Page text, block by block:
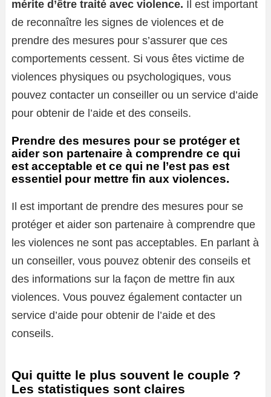
mérite d’être traité avec violence. Il est important
de reconnaître les signes de violences et de
prendre des mesures pour s’assurer que ces
comportements cessent. Si vous êtes victime de
violences physiques ou psychologiques, vous
pouvez contacter un conseiller ou un service d’aide
pour obtenir de l’aide et des conseils.
Prendre des mesures pour se protéger et
aider son partenaire à comprendre ce qui
est acceptable et ce qui ne l’est pas est
essentiel pour mettre fin aux violences.
Il est important de prendre des mesures pour se
protéger et aider son partenaire à comprendre que
les violences ne sont pas acceptables. En parlant à
un conseiller, vous pouvez obtenir des conseils et
des informations sur la façon de mettre fin aux
violences. Vous pouvez également contacter un
service d’aide pour obtenir de l’aide et des
conseils.
Qui quitte le plus souvent le couple ?
Les statistiques sont claires